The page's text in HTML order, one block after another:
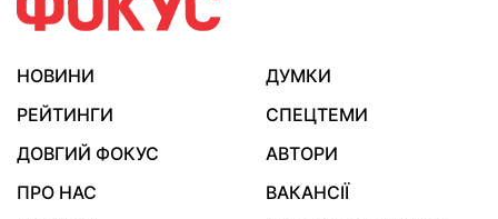
НОВИНИ
ДУМКИ
РЕЙТИНГИ
СПЕЦТЕМИ
ДОВГИЙ ФОКУС
АВТОРИ
ПРО НАС
ВАКАНСІЇ